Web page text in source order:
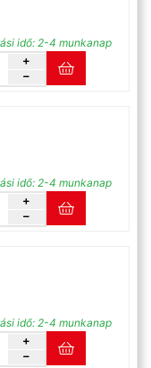
idő:2-4 munkanap
idő:2-4 munkanap
idő:2-4 munkanap